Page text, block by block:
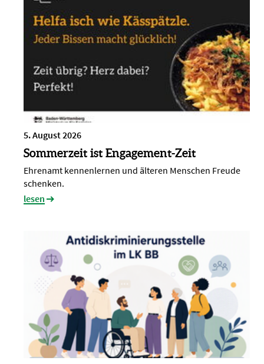
5. August 2026
Sommerzeit ist Engagement-Zeit
Ehrenamt kennenlernen und älteren Menschen Freude
schenken.
lesen